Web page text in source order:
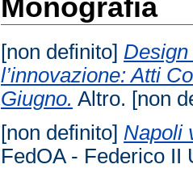
Monografia
[non definito]
l’innovazione: Atti
Giugno. Altro. [non
[non definito] Napoli
FedOA - Federico II